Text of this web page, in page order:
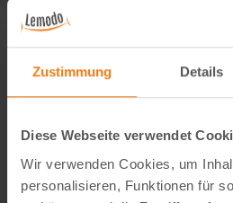
Zustimmung Details
Diese Webseite verwendet
Wir verwenden Cookies, um
personalisieren, Funktionen für